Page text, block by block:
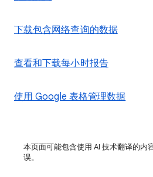
下载包含网络查询的数据
查看和下载每小时报告
使用 Google 表格管理数据
本页面可能包含使用 AI 技术翻译的内
误。